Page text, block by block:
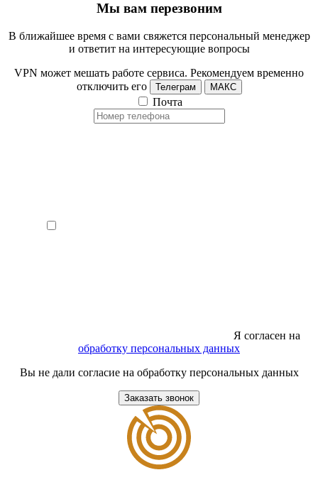
Мы вам перезвоним
В ближайшее время с вами свяжется персональный менеджер
и ответит на интересующие вопросы
VPN может мешать работе сервиса. Рекомендуем временно
отключить его
Телеграм МАКС
Почта
Я согласен на
обработку персональных данных
Вы не дали согласие на обработку персональных данных
Заказать звонок